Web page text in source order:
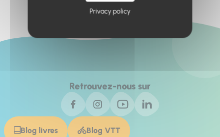
Retrouvez-nous sur
Blog livres Blog VTT
Privacy policy